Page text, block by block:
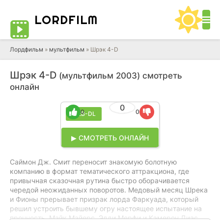
LORDFILM
Лордфильм » мультфильм » Шрэк 4-D
Шрэк 4-D (мультфильм 2003) смотреть
онлайн
WEB-DL
0
0 0
▶ СМОТРЕТЬ ОНЛАЙН
Саймон Дж. Смит переносит знакомую болотную
компанию в формат тематического аттракциона, где
привычная сказочная рутина быстро оборачивается
чередой неожиданных поворотов. Медовый месяц Шрека
и Фионы прерывает призрак лорда Фаркуада, который
решил устроить бывшему огру настоящее испытание на
прочность. Майк Майерс, Эдди Мерфи и Кэмерон Диас